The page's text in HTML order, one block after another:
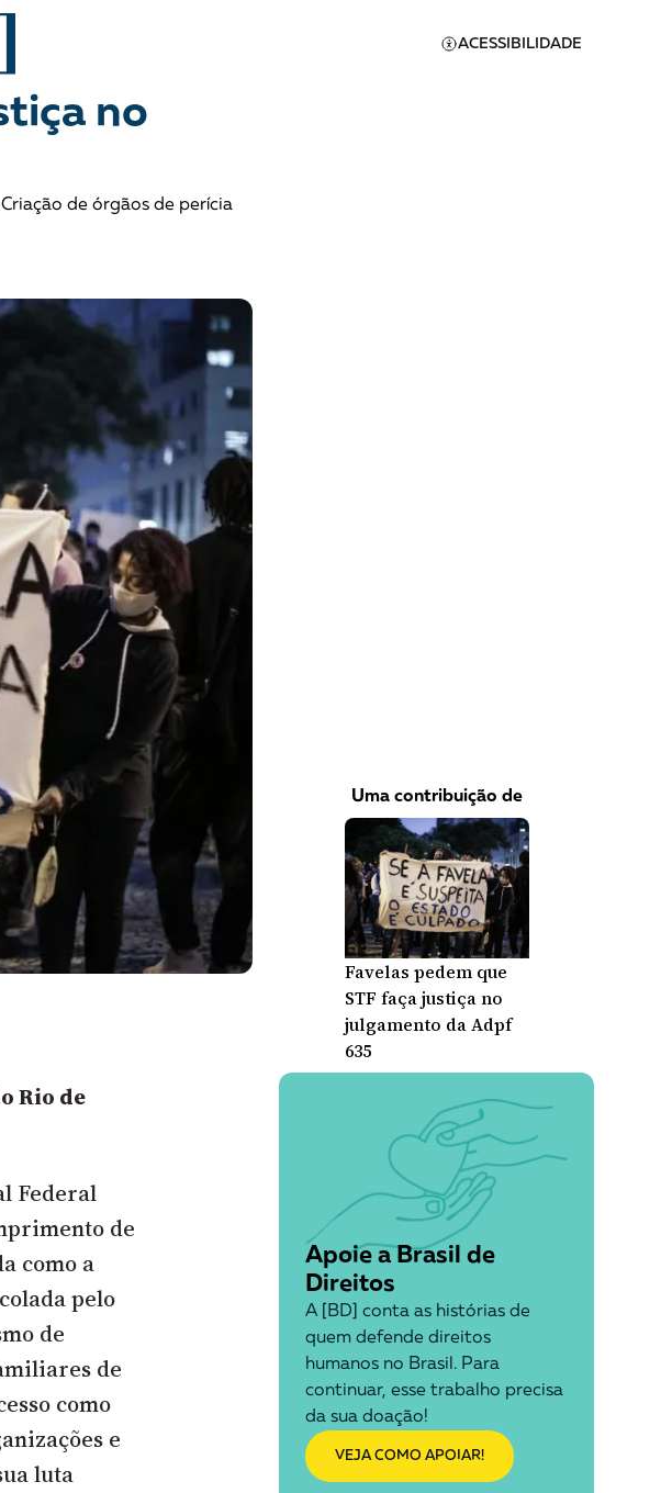
ACESSIBILIDADE
escravo
Notícias
Para entender
Podcast
no
de órgãos de perícia
Rio de
Federal
de
como a
pelo
de
de
como
e
luta
Uma contribuição de
Favelas pedem que
STF faça justiça no
julgamento da Adpf
635
Apoie a Brasil de
Direitos
A [BD] conta as histórias de
quem defende direitos
humanos no Brasil. Para
continuar, esse trabalho precisa
da sua doação!
VEJA COMO APOIAR!